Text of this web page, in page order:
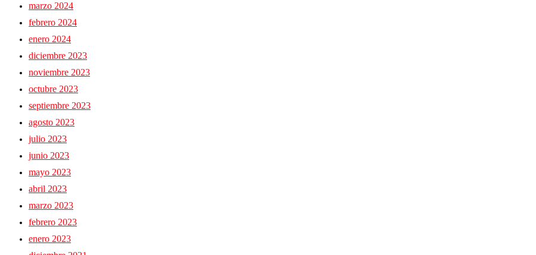
marzo 2024
febrero 2024
enero 2024
diciembre 2023
noviembre 2023
octubre 2023
septiembre 2023
agosto 2023
julio 2023
junio 2023
mayo 2023
abril 2023
marzo 2023
febrero 2023
enero 2023